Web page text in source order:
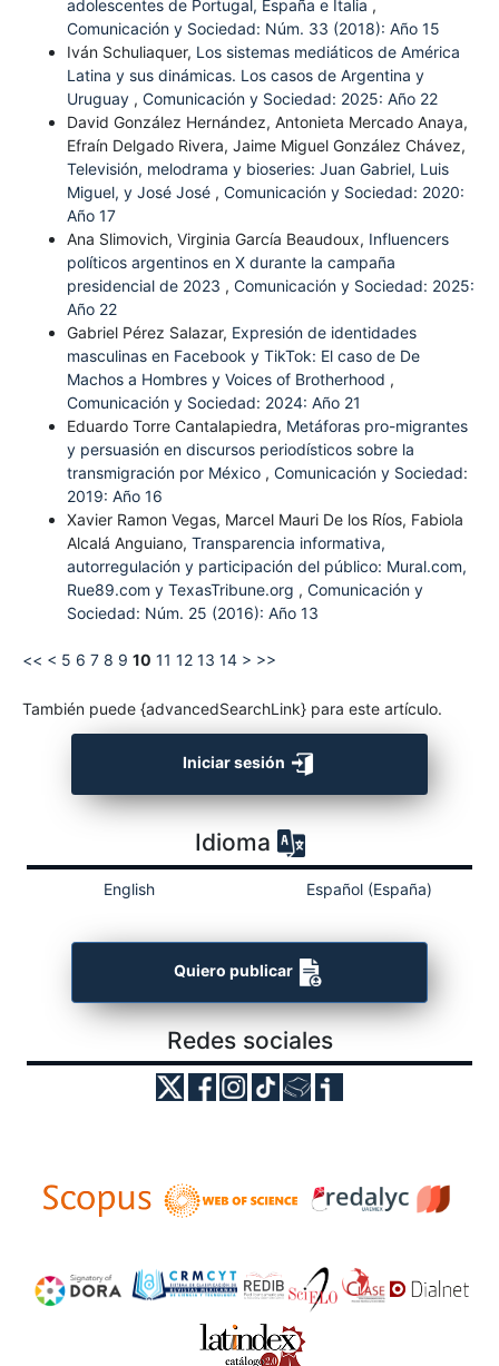
adolescentes de Portugal, España e Italia ,
Comunicación y Sociedad: Núm. 33 (2018): Año 15
Iván Schuliaquer, Los sistemas mediáticos de América
Latina y sus dinámicas. Los casos de Argentina y
Uruguay , Comunicación y Sociedad: 2025: Año 22
David González Hernández, Antonieta Mercado Anaya,
Efraín Delgado Rivera, Jaime Miguel González Chávez,
Televisión, melodrama y bioseries: Juan Gabriel, Luis
Miguel, y José José , Comunicación y Sociedad: 2020:
Año 17
Ana Slimovich, Virginia García Beaudoux, Influencers
políticos argentinos en X durante la campaña
presidencial de 2023 , Comunicación y Sociedad: 2025:
Año 22
Gabriel Pérez Salazar, Expresión de identidades
masculinas en Facebook y TikTok: El caso de De
Machos a Hombres y Voices of Brotherhood ,
Comunicación y Sociedad: 2024: Año 21
Eduardo Torre Cantalapiedra, Metáforas pro-migrantes
y persuasión en discursos periodísticos sobre la
transmigración por México , Comunicación y Sociedad:
2019: Año 16
Xavier Ramon Vegas, Marcel Mauri De los Ríos, Fabiola
Alcalá Anguiano, Transparencia informativa,
autorregulación y participación del público: Mural.com,
Rue89.com y TexasTribune.org , Comunicación y
Sociedad: Núm. 25 (2016): Año 13
<< < 5 6 7 8 9 10 11 12 13 14 > >>
También puede {advancedSearchLink} para este artículo.
Iniciar sesión
Idioma
English Español (España)
Quiero publicar
Redes sociales